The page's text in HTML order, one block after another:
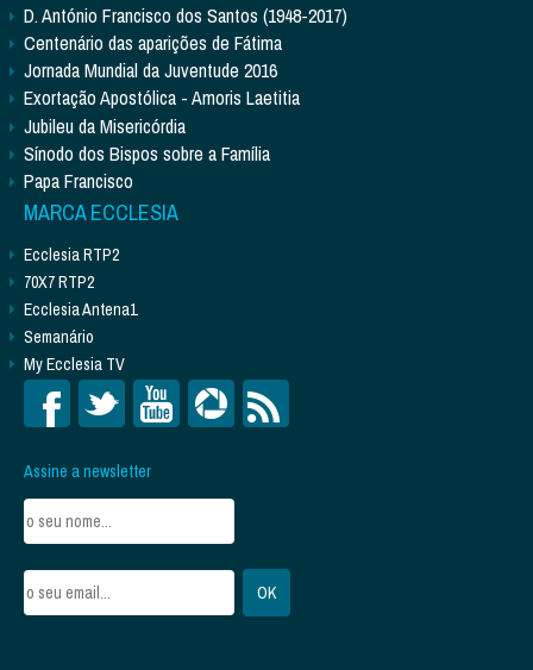
D. António Francisco dos Santos (1948-2017)
Centenário das aparições de Fátima
Jornada Mundial da Juventude 2016
Exortação Apostólica - Amoris Laetitia
Jubileu da Misericórdia
Sínodo dos Bispos sobre a Família
Papa Francisco
MARCA ECCLESIA
Ecclesia RTP2
70X7 RTP2
Ecclesia Antena1
Semanário
My Ecclesia TV
Assine a newsletter